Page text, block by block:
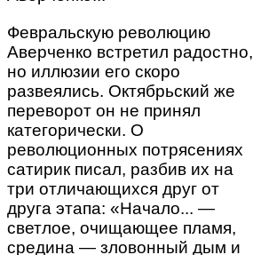
Февральскую революцию
Аверченко встретил радостно,
но иллюзии его скоро
развеялись. Октябрьский же
переворот он не принял
категорически. О
революционных потрясениях
сатирик писал, разбив их на
три отличающихся друг от
друга этапа: «Начало... —
светлое, очищающее пламя,
средина — зловонный дым и